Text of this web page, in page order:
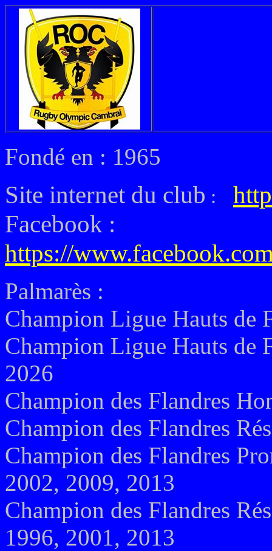
Fondé en : 1965
Site internet du club :
Facebook :
https://
Palmarès :
Champion Ligue Hauts de
Champion Ligue Hauts de
2026
Champion des Flandres
Champion des Flandres
Champion des Flandres
2002, 2009, 2013
Champion des Flandres
1996, 2001, 2013